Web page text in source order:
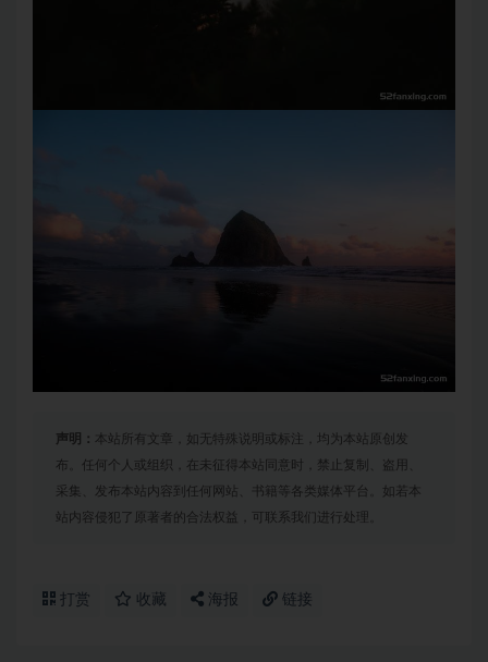
声明： 本站所有文章，如无特殊说明或标注，均为本站原创发
布。任何个人或组织，在未征得本站同意时，禁止复制、盗用、
采集、发布本站内容到任何网站、书籍等各类媒体平台。如若本
站内容侵犯了原著者的合法权益，可联系我们进行处理。
打赏 收藏 海报 链接